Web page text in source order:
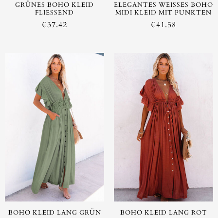
GRÜNES BOHO KLEID
FLIESSEND
€37.42
ELEGANTES WEISSES BOHO M
IDI KLEID MIT PUNKTEN
€41.58
BOHO KLEID LANG GRÜN BOHO KLEID LANG ROT